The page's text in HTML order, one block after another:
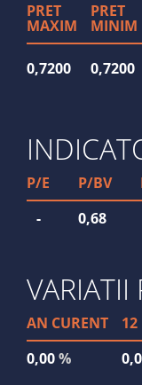
PRET
MAXIM
PRET
MINIM
0,7200 0,7200
P/E P/BV
-
0,68
VARIATII
AN CURENT 12
0,00%